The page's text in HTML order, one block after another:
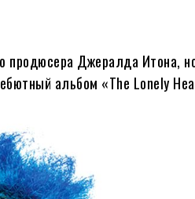
продюсера Джералда Итона,
альбом «The Lonely